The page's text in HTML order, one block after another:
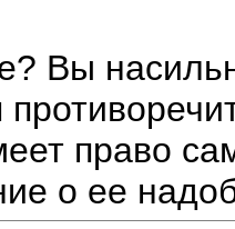
Вы
право
о ее